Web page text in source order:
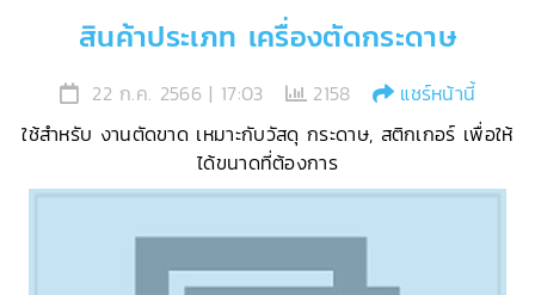
สินค้าประเภท เครื่องตัดกระดาษ
22 ก.ค. 2566 | 17:03 2158
แชร์หน้านี้
ใช้สำหรับ งานตัดขาด เหมาะกับวัสดุ กระดาษ, สติกเกอร์ เพื่อให้
ได้ขนาดที่ต้องการ